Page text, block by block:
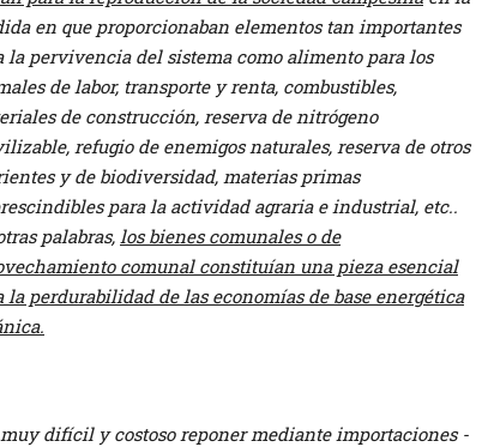
en que proporcionaban elementos tan importantes
la pervivencia del sistema como alimento para los
de labor, transporte y renta, combustibles,
de construcción, reserva de nitrógeno
refugio de enemigos naturales, reserva de otros
y de biodiversidad, materias primas
para la actividad agraria e industrial, etc..
palabras, los bienes comunales o de
comunal constituían una pieza esencial
la perdurabilidad de las economías de base energética
difícil y costoso reponer mediante importaciones -